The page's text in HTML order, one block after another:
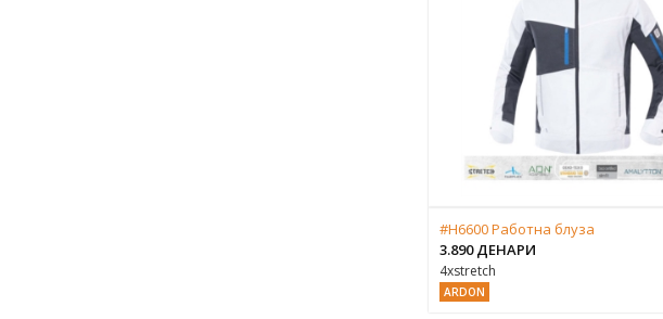
#H6600 Работна блуза
3.890 ДЕНАРИ
4xstretch
ARDON